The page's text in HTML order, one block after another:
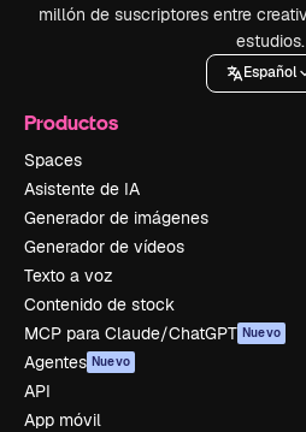
millón de suscriptores entre
estudios.
Español
Productos
Spaces
Asistente de IA
Generador de imágenes
Generador de vídeos
Texto a voz
Contenido de stock
MCP para Claude/ChatGPT Nuevo
Agentes Nuevo
API
App móvil